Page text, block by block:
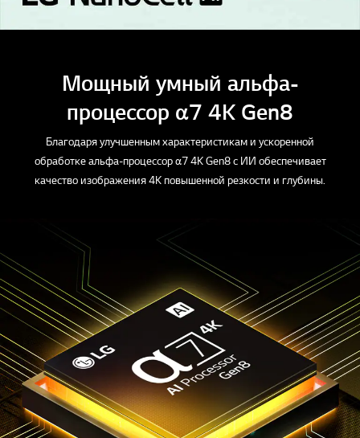
Мощный умный альфа-
процессор α7 4K Gen8
Благодаря улучшенным характеристикам и ускоренной
обработке альфа-процессор α7 4K Gen8 с ИИ обеспечивает
качество изображения 4K повышенной резкости и глубины.